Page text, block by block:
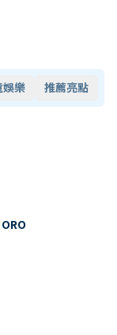
娛樂 推薦亮點